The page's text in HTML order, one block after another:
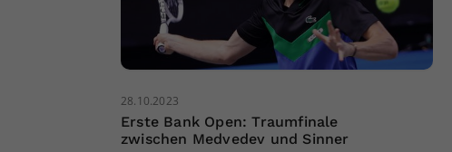
28.10.2023
Erste Bank Open: Traumfinale
zwischen Medvedev und Sinner